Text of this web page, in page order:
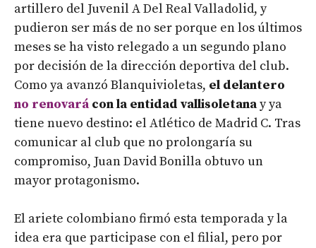
artillero del Juvenil A Del Real Valladolid, y
pudieron ser más de no ser porque en los últimos
meses se ha visto relegado a un segundo plano
por decisión de la dirección deportiva del club.
Como ya avanzó Blanquivioletas, el delantero
no renovará con la entidad vallisoletanay ya
tiene nuevo destino: el Atlético de Madrid C. Tras
comunicar al club que no prolongaría su
compromiso, Juan David Bonilla obtuvo un
mayor protagonismo.
El ariete colombiano firmó esta temporada y la
idea era que participase con el filial, pero por